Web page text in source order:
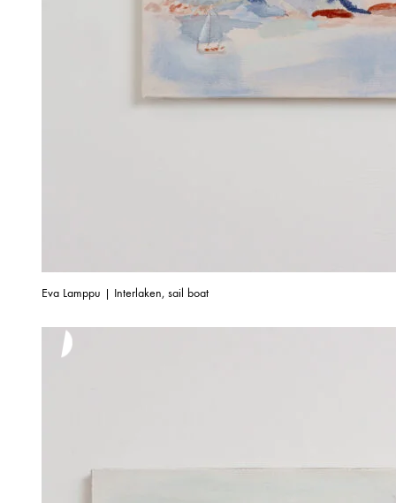
Eva Lamppu | Interlaken, sail boat